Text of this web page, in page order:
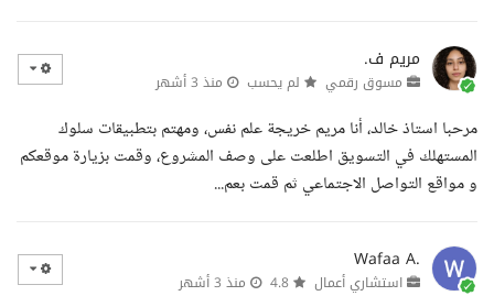
مريم ف.
مسوق رقمي لم يحسب منذ 3 أشهر
مرحبا استاذ خالد، أنا مريم خريجة علم نفس، ومهتم بتطبيقات سلوك
المستهلك في التسويق اطلعت على وصف المشروع، وقمت بزيارة موقعكم
و مواقع التواصل الاجتماعي ثم قمت بعم...
Wafaa A.
استشاري أعمال منذ 3 أشهر